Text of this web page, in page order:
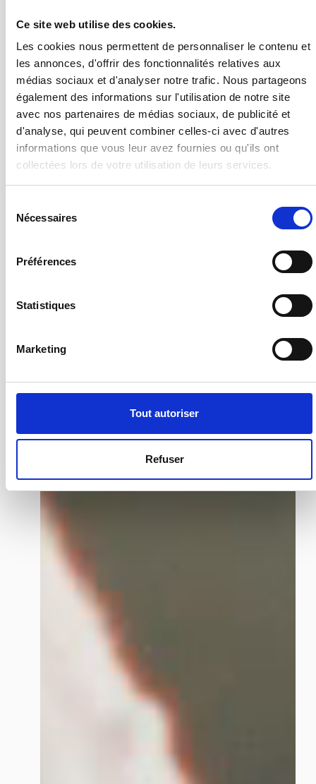
Ce site web utilise des cookies.
Les cookies nous permettent de personnaliser le contenu et
les annonces, d'offrir des fonctionnalités relatives aux
médias sociaux et d'analyser notre trafic. Nous partageons
également des informations sur l'utilisation de notre site
avec nos partenaires de médias sociaux, de publicité et
d'analyse, qui peuvent combiner celles-ci avec d'autres
informations que vous leur avez fournies ou qu'ils ont
collectées lors de votre utilisation de leurs services.
Nécessaires
Préférences
Statistiques
Marketing
Tout autoriser
Refuser